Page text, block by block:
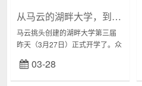
从马云的湖畔大学，到大学的拿来主义
马云挑头创建的湖畔大学第三届
昨天（3月27日）正式开学了。众
董事陈丹霞、逻辑思维创始人罗
振宇、饿了么创始人张旭豪等众
03-28